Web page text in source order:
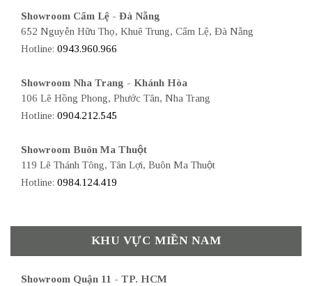
Showroom Cẩm Lệ - Đà Nẵng
652 Nguyễn Hữu Thọ, Khuê Trung, Cẩm Lệ, Đà Nẵng
Hotline: 0943.960.966
Showroom Nha Trang - Khánh Hòa
106 Lê Hồng Phong, Phước Tân, Nha Trang
Hotline: 0904.212.545
Showroom Buôn Ma Thuột
119 Lê Thánh Tông, Tân Lợi, Buôn Ma Thuột
Hotline: 0984.124.419
KHU VỰC MIỀN NAM
Showroom Quận 11 - TP. HCM